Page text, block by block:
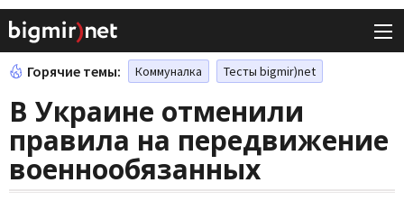
Горячие темы: Коммуналка Тесты bigmir)net
В Украине отменили
правила на передвижение
военнообязанных